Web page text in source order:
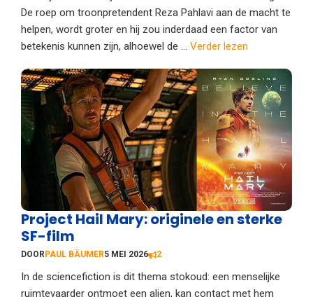
De roep om troonpretendent Reza Pahlavi aan de macht te
helpen, wordt groter en hij zou inderdaad een factor van
betekenis kunnen zijn, alhoewel de ... Verder lezen
Project Hail Mary: originele en sterke
SF-film
DOOR PAUL BÄUMER5 MEI 2026 2
In de sciencefiction is dit thema stokoud: een menselijke
ruimtevaarder ontmoet een alien, kan contact met hem